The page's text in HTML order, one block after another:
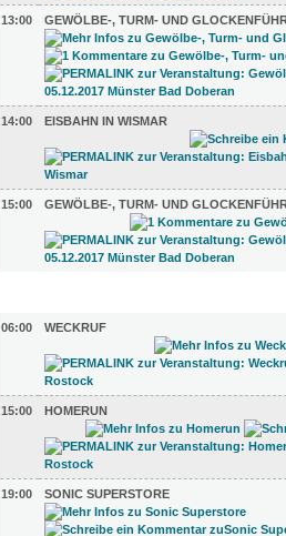
13:00 GEWÖLBE-, TURM- UND
14:00 EISBAHN IN WISMAR
15:00 GEWÖLBE-, TURM- UND
06:00
WECKRUF
15:00 HOMERUN
19:00 SONIC SUPERSTORE